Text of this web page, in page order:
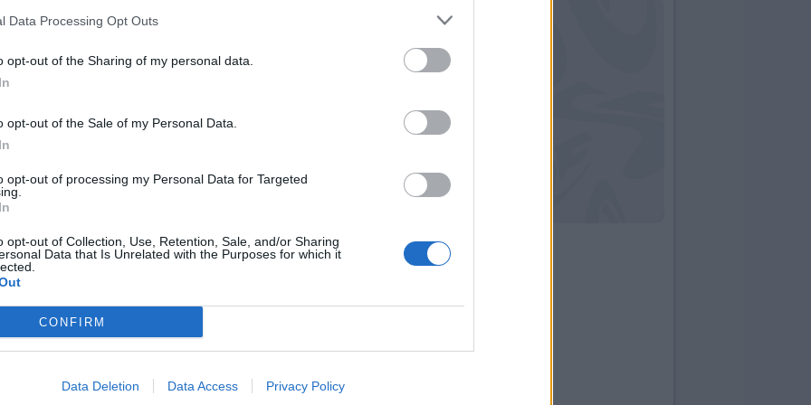
Data Processing Opt Outs
opt-out of the Sharing of my personal data.
opt-out of the Sale of my Personal Data.
opt-out of processing my Personal Data for Targeted
opt-out of Collection, Use, Retention, Sale, and/or Sharing
Data that Is Unrelated with the Purposes for which it
CONFIRM
Data Deletion Data Access Privacy Policy
Abbiamo messo forze nuove e
espressamente richiesti”
in attacco. C’è l’imbarazzo della scelta.
per gradi, ma visto le
di questo sistema di gioco.Menez
assieme con
a destra. De Jong e Montolivo non saranno
e vedremo chi partirà dall’inizio.
giocherà avrà l’opportunità di farsi vedere
o anche Cerci
sono investimenti
fare bene e li ho chiesti io questi atleti.
a noi e dobbiamo giocare il calcio fatto fino